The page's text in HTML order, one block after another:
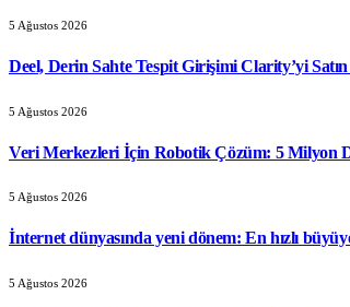
5 Ağustos 2026
Deel, Derin Sahte Tespit Girişimi Clarity’yi Satın
5 Ağustos 2026
Veri Merkezleri İçin Robotik Çözüm: 5 Milyon
5 Ağustos 2026
İnternet dünyasında yeni dönem: En hızlı
5 Ağustos 2026